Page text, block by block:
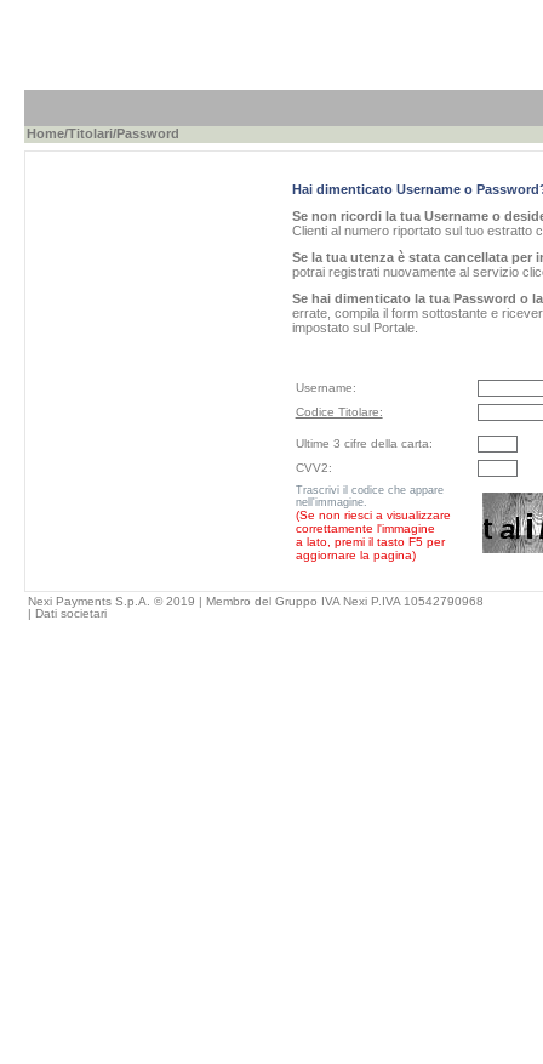
Home/Titolari/Password
Hai dimenticato Username o
Se non ricordi la tua Username o
Clienti al numero riportato sul tuo estratto
Se la tua utenza è stata cancellata per
potrai registrati nuovamente al servizio
Se hai dimenticato la tua Password o
errate, compila il form sottostante e
impostato sul Portale.
Username:
Codice Titolare:
Ultime 3 cifre della carta:
CVV2:
Trascrivi il codice che appare
nell'immagine.
(Se non riesci a visualizzare
correttamente l'immagine
a lato, premi il tasto F5 per
aggiornare la pagina)
Nexi Payments S.p.A. © 2019 | Membro del Gruppo IVA Nexi P.IVA 10542790968
| Dati societari